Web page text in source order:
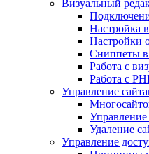
Визуальный
Настройка
Настройки
Сниппеты в
Работа с
Работа с
Управление
Удаление
Управление